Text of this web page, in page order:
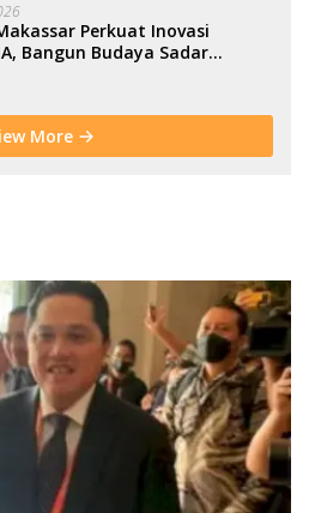
Perkuat Inovasi
Bangun Budaya Sadar
More